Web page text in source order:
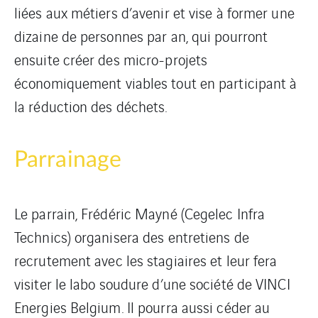
liées aux métiers d’avenir et vise à former une
dizaine de personnes par an, qui pourront
ensuite créer des micro-projets
économiquement viables tout en participant à
la réduction des déchets.
Parrainage
Le parrain, Frédéric Mayné (Cegelec Infra
Technics) organisera des entretiens de
recrutement avec les stagiaires et leur fera
visiter le labo soudure d’une société de VINCI
Energies Belgium. Il pourra aussi céder au